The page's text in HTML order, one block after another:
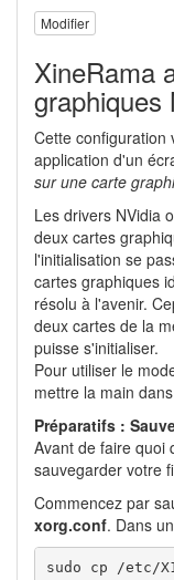
Modifier
XineRama
graphiques
Cette configuration
application d'un
sur une carte
Les drivers NVidia
deux cartes
l'initialisation se
cartes graphiques
résolu à l'avenir.
deux cartes de la
puisse s'initialiser.
Pour utiliser le
mettre la main
Préparatifs :
Avant de faire quoi
sauvegarder votre
Commencez par
xorg.conf. Dans un
sudo cp /etc/